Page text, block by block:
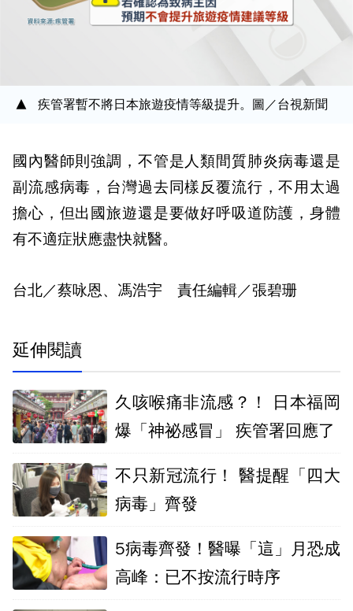
疾管署暫不將日本旅遊疫情等級提升。圖／台視新聞
國內醫師則強調，不管是人類間質肺炎病毒還是
副流感病毒，台灣過去同樣反覆流行，不用太過
擔心，但出國旅遊還是要做好呼吸道防護，身體
有不適症狀應盡快就醫。
台北／蔡咏恩、馮浩宇 責任編輯／張碧珊
延伸閱讀
久咳喉痛非流感？！ 日本福岡
爆「神祕感冒」 疾管署回應了
不只新冠流行！ 醫提醒「四大
病毒」齊發
5病毒齊發！醫曝「這」月恐成
高峰：已不按流行時序